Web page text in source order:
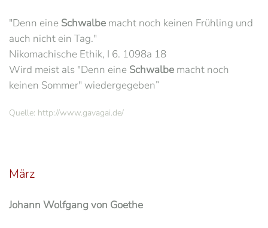
"Denn eine Schwalbe macht noch keinen Frühling und
auch nicht ein Tag."
Nikomachische Ethik, I 6. 1098a 18
Wird meist als "Denn eine Schwalbe macht noch
keinen Sommer" wiedergegeben”
Quelle: http://www.gavagai.de/
März
Johann Wolfgang von Goethe